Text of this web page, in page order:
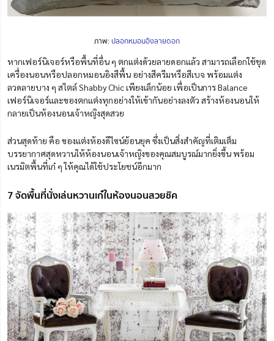
ภาพ: ปลอกหมอนอิงลายดอก
หากเฟอร์นิเจอร์หรือพื้นที่อื่น ๆ ตกแต่งด้วยลายดอกแล้ว สามารถเลือกใช้ชุด
เครื่องนอนหรือปลอกหมอนอิงสีพื้น อย่างสีครีมหรือสีเบจ พร้อมแต่ง
ลวดลายบาง ๆ สไตล์ Shabby Chic เพียงเล็กน้อย เพื่อเป็นการ Balance
เฟอร์นิเจอร์และของตกแต่งทุกอย่างให้เข้ากันอย่างลงตัว สร้างห้องนอนให้
กลายเป็นห้องนอนเจ้าหญิงสุดสวย
ส่วนสุดท้าย คือ ของแต่งห้องดีไซน์ย้อนยุค ซึ่งเป็นสิ่งสำคัญที่เติมเต็ม
บรรยากาศสุดหวานให้ห้องนอนเจ้าหญิงของคุณสมบูรณ์มากยิ่งขึ้น พร้อม
เนรมิตพื้นที่เก๋ ๆ ให้คุณได้ใช้ประโยชน์อีกมาก
7 จัดพื้นที่นั่งเล่นหวานเก๋ในห้องนอนสวยชิค